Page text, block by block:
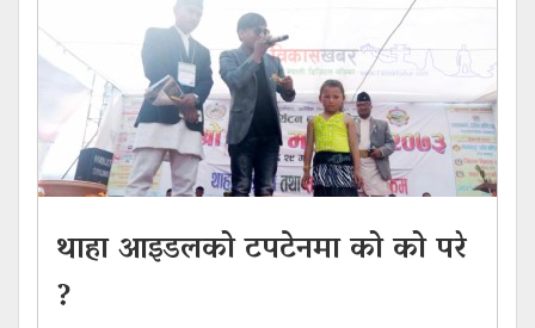
थाहा आइडलको टपटेनमा को को परे
?